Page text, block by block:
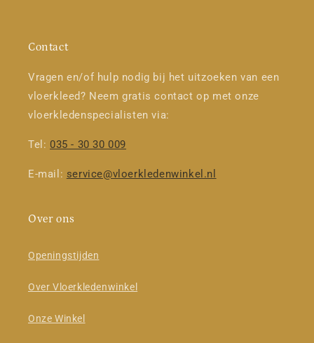
Contact
Vragen en/of hulp nodig bij het uitzoeken van een
vloerkleed? Neem gratis contact op met onze
vloerkledenspecialisten via:
Tel: 035 - 30 30 009
E-mail: service@vloerkledenwinkel.nl
Over ons
Openingstijden
Over Vloerkledenwinkel
Onze Winkel